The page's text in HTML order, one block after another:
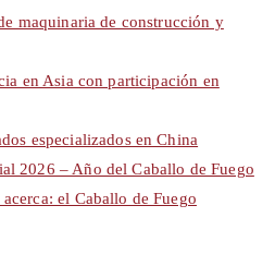
maquinaria de construcción y
en Asia con participación en
especializados en China
2026 – Año del Caballo de Fuego
el Caballo de Fuego